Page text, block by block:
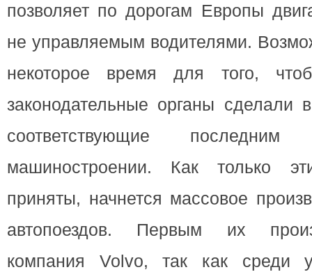
позволяет по дорогам Европы
не управляемым водителями.
некоторое время для того,
законодательные органы сделали
соответствующие
машиностроении. Как только
приняты, начнется массовое
автопоездов. Первым их
компания Volvo, так как среди